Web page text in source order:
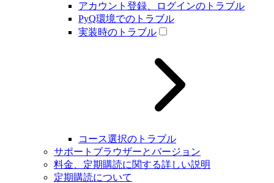
アカウント登録、ログインのトラブル
PyQ環境でのトラブル
実装時のトラブル
コース選択のトラブル
サポートブラウザーとバージョン
料金、定期購読に関する詳しい説明
定期購読について